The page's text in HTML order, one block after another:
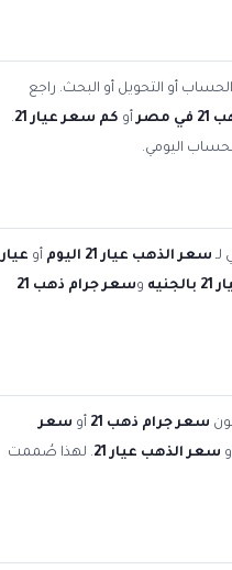
أو التحويل أو البحث. راجع
مصر أو كم سعر عيار 21
.
اليومي.
سعر الذهب عيار 21 اليوم أو عيار
وسعر جرام ذهب 21
سعر جرام ذهب 21 أو سعر
سعر الذهب عيار 21
. لهذا صُممت